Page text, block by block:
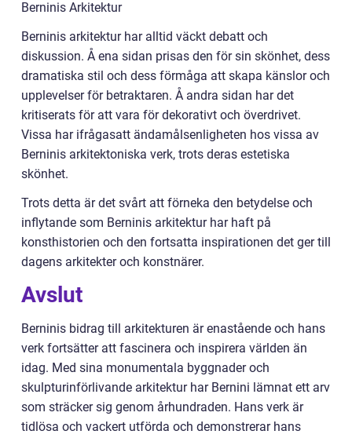
Berninis Arkitektur
Berninis arkitektur har alltid väckt debatt och
diskussion. Å ena sidan prisas den för sin skönhet, dess
dramatiska stil och dess förmåga att skapa känslor och
upplevelser för betraktaren. Å andra sidan har det
kritiserats för att vara för dekorativt och överdrivet.
Vissa har ifrågasatt ändamålsenligheten hos vissa av
Berninis arkitektoniska verk, trots deras estetiska
skönhet.
Trots detta är det svårt att förneka den betydelse och
inflytande som Berninis arkitektur har haft på
konsthistorien och den fortsatta inspirationen det ger till
dagens arkitekter och konstnärer.
Avslut
Berninis bidrag till arkitekturen är enastående och hans
verk fortsätter att fascinera och inspirera världen än
idag. Med sina monumentala byggnader och
skulpturinförlivande arkitektur har Bernini lämnat ett arv
som sträcker sig genom århundraden. Hans verk är
tidlösa och vackert utförda och demonstrerar hans